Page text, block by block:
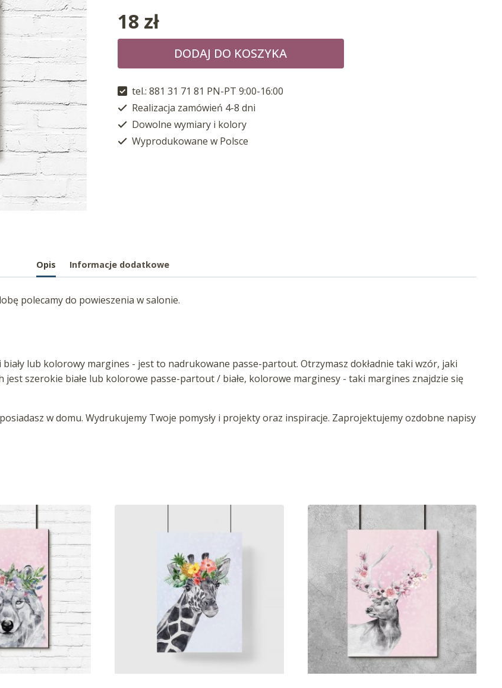
18 zł
DODAJ DO KOSZYKA
tel.: 881 31 71 81 PN-PT 9:00-16:00
Realizacja zamówień 4-8 dni
Dowolne wymiary i kolory
Wyprodukowane w Polsce
Opis Informacje dodatkowe
polecamy do powieszenia w salonie.
lub kolorowy margines - jest to nadrukowane passe-partout. Otrzymasz dokładnie taki wzór, jaki
jest szerokie białe lub kolorowe passe-partout / białe, kolorowe marginesy - taki margines znajdzie się
w domu. Wydrukujemy Twoje pomysły i projekty oraz inspiracje. Zaprojektujemy ozdobne napisy